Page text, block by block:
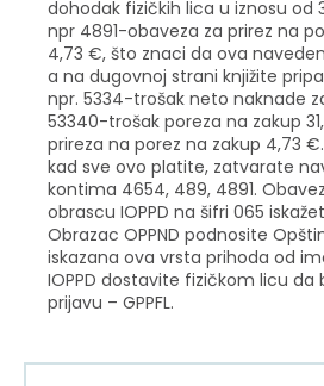
dohodak fizičkih lica u iznosu od
npr 4891-obaveza za prirez na
4,73 €, što znaci da ova
a na dugovnoj strani knjižite
npr. 5334-trošak neto naknade
53340-trošak poreza na zakup
prireza na porez na zakup 4,73
kad sve ovo platite, zatvarate
kontima 4654, 489, 4891.
obrascu IOPPD na šifri 065
Obrazac OPPND podnosite
iskazana ova vrsta prihoda od
IOPPD dostavite fizičkom licu da
prijavu – GPPFL.